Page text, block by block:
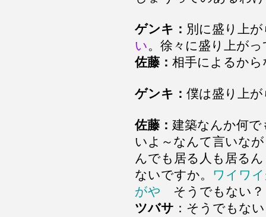
ゲンキ： 別に盛り上
い。徐々に盛り上が
佐藤： 相手によるから
ゲンキ： 僕は盛り上
佐藤： 建築なんか何で
いよ～なんて言いな
んでも居る人も居る
ないですか。 ワイワ
がや そうでもない？
ツバサ ：そうでもな